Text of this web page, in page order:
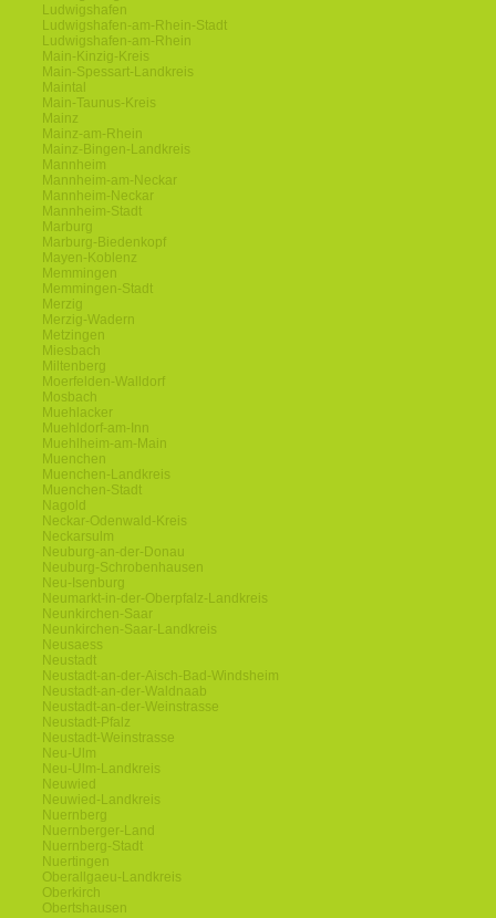
Ludwigshafen
Ludwigshafen-am-Rhein-Stadt
Ludwigshafen-am-Rhein
Main-Kinzig-Kreis
Main-Spessart-Landkreis
Maintal
Main-Taunus-Kreis
Mainz
Mainz-am-Rhein
Mainz-Bingen-Landkreis
Mannheim
Mannheim-am-Neckar
Mannheim-Neckar
Mannheim-Stadt
Marburg
Marburg-Biedenkopf
Mayen-Koblenz
Memmingen
Memmingen-Stadt
Merzig
Merzig-Wadern
Metzingen
Miesbach
Miltenberg
Moerfelden-Walldorf
Mosbach
Muehlacker
Muehldorf-am-Inn
Muehlheim-am-Main
Muenchen
Muenchen-Landkreis
Muenchen-Stadt
Nagold
Neckar-Odenwald-Kreis
Neckarsulm
Neuburg-an-der-Donau
Neuburg-Schrobenhausen
Neu-Isenburg
Neumarkt-in-der-Oberpfalz-Landkreis
Neunkirchen-Saar
Neunkirchen-Saar-Landkreis
Neusaess
Neustadt
Neustadt-an-der-Aisch-Bad-Windsheim
Neustadt-an-der-Waldnaab
Neustadt-an-der-Weinstrasse
Neustadt-Pfalz
Neustadt-Weinstrasse
Neu-Ulm
Neu-Ulm-Landkreis
Neuwied
Neuwied-Landkreis
Nuernberg
Nuernberger-Land
Nuernberg-Stadt
Nuertingen
Oberallgaeu-Landkreis
Oberkirch
Obertshausen